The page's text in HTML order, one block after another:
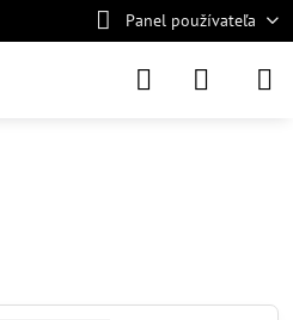
Panel používateľa